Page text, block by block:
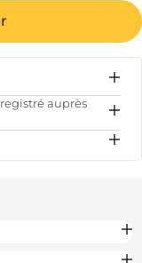
Ooni Prix
€50.00
€50.00
auprès